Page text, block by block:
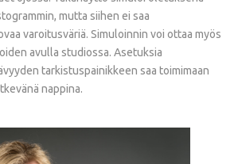
mutta siihen ei saa
varoitusväriä. Simuloinnin voi ottaa myös
avulla studiossa. Asetuksia
tarkistuspainikkeen saa toimimaan
nappina.